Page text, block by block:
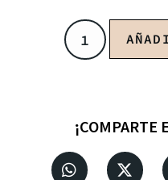
¡COMPARTE